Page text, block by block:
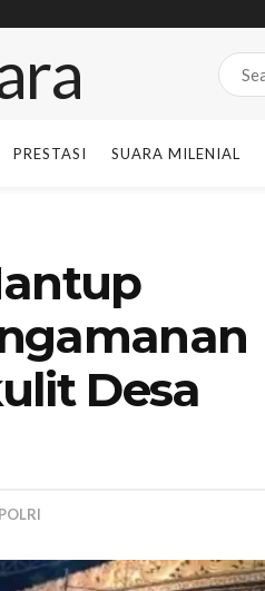
PRESTASI SUARA MILENIAL
Desa
POLRI